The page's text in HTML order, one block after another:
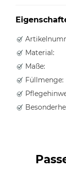
Material:
Maße:
Füllmenge: